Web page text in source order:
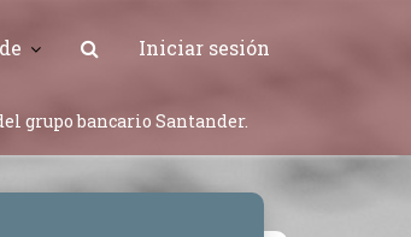
Iniciar sesión
grupo bancario Santander.